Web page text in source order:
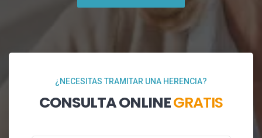
¿NECESITAS TRAMITAR UNA HERENCIA?
CONSULTA ONLINEGRATIS